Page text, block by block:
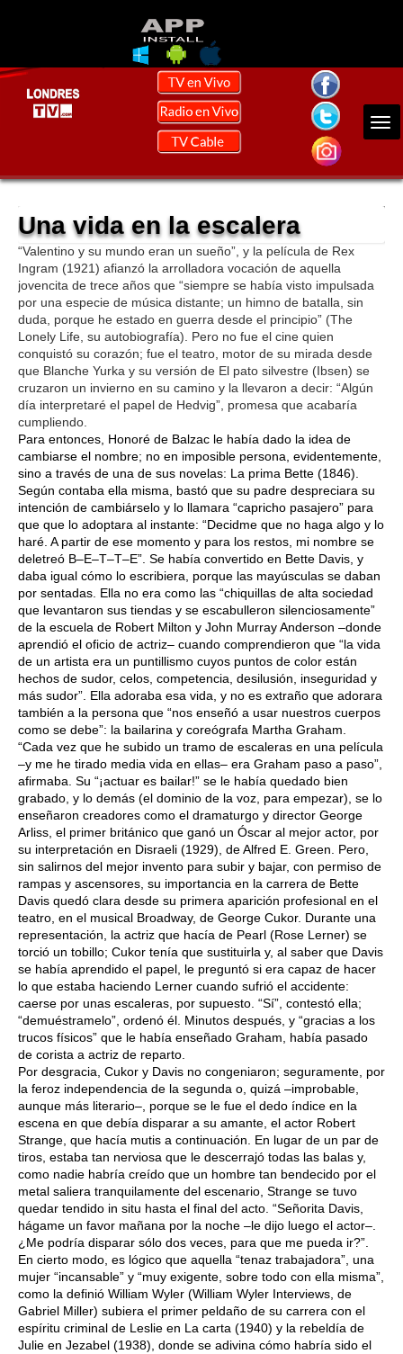
Una vida en la escalera
“Valentino y su mundo eran un sueño”, y la película de Rex
Ingram (1921) afianzó la arrolladora vocación de aquella
jovencita de trece años que “siempre se había visto impulsada
por una especie de música distante; un himno de batalla, sin
duda, porque he estado en guerra desde el principio” (The
Lonely Life, su autobiografía). Pero no fue el cine quien
conquistó su corazón; fue el teatro, motor de su mirada desde
que Blanche Yurka y su versión de El pato silvestre (Ibsen) se
cruzaron un invierno en su camino y la llevaron a decir: “Algún
día interpretaré el papel de Hedvig”, promesa que acabaría
cumpliendo.
Para entonces, Honoré de Balzac le había dado la idea de
cambiarse el nombre; no en imposible persona, evidentemente,
sino a través de una de sus novelas: La prima Bette (1846).
Según contaba ella misma, bastó que su padre despreciara su
intención de cambiárselo y lo llamara “capricho pasajero” para
que que lo adoptara al instante: “Decidme que no haga algo y lo
haré. A partir de ese momento y para los restos, mi nombre se
deletreó B–E–T–T–E”. Se había convertido en Bette Davis, y
daba igual cómo lo escribiera, porque las mayúsculas se daban
por sentadas. Ella no era como las “chiquillas de alta sociedad
que levantaron sus tiendas y se escabulleron silenciosamente”
de la escuela de Robert Milton y John Murray Anderson –donde
aprendió el oficio de actriz– cuando comprendieron que “la vida
de un artista era un puntillismo cuyos puntos de color están
hechos de sudor, celos, competencia, desilusión, inseguridad y
más sudor”. Ella adoraba esa vida, y no es extraño que adorara
también a la persona que “nos enseñó a usar nuestros cuerpos
como se debe”: la bailarina y coreógrafa Martha Graham.
“Cada vez que he subido un tramo de escaleras en una película
–y me he tirado media vida en ellas– era Graham paso a paso”,
afirmaba. Su “¡actuar es bailar!” se le había quedado bien
grabado, y lo demás (el dominio de la voz, para empezar), se lo
enseñaron creadores como el dramaturgo y director George
Arliss, el primer británico que ganó un Óscar al mejor actor, por
su interpretación en Disraeli (1929), de Alfred E. Green. Pero,
sin salirnos del mejor invento para subir y bajar, con permiso de
rampas y ascensores, su importancia en la carrera de Bette
Davis quedó clara desde su primera aparición profesional en el
teatro, en el musical Broadway, de George Cukor. Durante una
representación, la actriz que hacía de Pearl (Rose Lerner) se
torció un tobillo; Cukor tenía que sustituirla y, al saber que Davis
se había aprendido el papel, le preguntó si era capaz de hacer
lo que estaba haciendo Lerner cuando sufrió el accidente:
caerse por unas escaleras, por supuesto. “Sí”, contestó ella;
“demuéstramelo”, ordenó él. Minutos después, y “gracias a los
trucos físicos” que le había enseñado Graham, había pasado
de corista a actriz de reparto.
Por desgracia, Cukor y Davis no congeniaron; seguramente, por
la feroz independencia de la segunda o, quizá –improbable,
aunque más literario–, porque se le fue el dedo índice en la
escena en que debía disparar a su amante, el actor Robert
Strange, que hacía mutis a continuación. En lugar de un par de
tiros, estaba tan nerviosa que le descerrajó todas las balas y,
como nadie habría creído que un hombre tan bendecido por el
metal saliera tranquilamente del escenario, Strange se tuvo
quedar tendido in situ hasta el final del acto. “Señorita Davis,
hágame un favor mañana por la noche –le dijo luego el actor–.
¿Me podría disparar sólo dos veces, para que me pueda ir?”.
En cierto modo, es lógico que aquella “tenaz trabajadora”, una
mujer “incansable” y “muy exigente, sobre todo con ella misma”,
como la definió William Wyler (William Wyler Interviews, de
Gabriel Miller) subiera el primer peldaño de su carrera con el
espíritu criminal de Leslie en La carta (1940) y la rebeldía de
Julie en Jezabel (1938), donde se adivina cómo habría sido el